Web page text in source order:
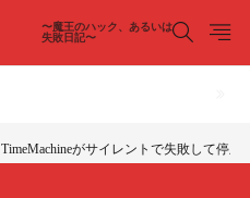
〜魔王のハック、あるいは
失敗日記〜
TimeMachineがサイレントで失敗して停止